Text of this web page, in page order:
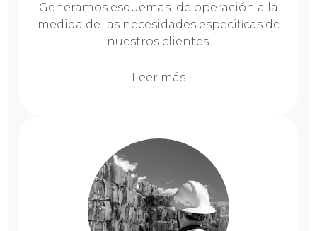
Generamos esquemas de operación a la
medida de las necesidades especificas de
nuestros clientes.
Leer más